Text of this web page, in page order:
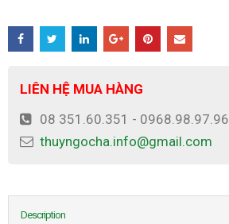
LIÊN HỆ MUA HÀNG
08 351.60.351 - 0968.98.97.96
thuyngocha.info@gmail.com
Description